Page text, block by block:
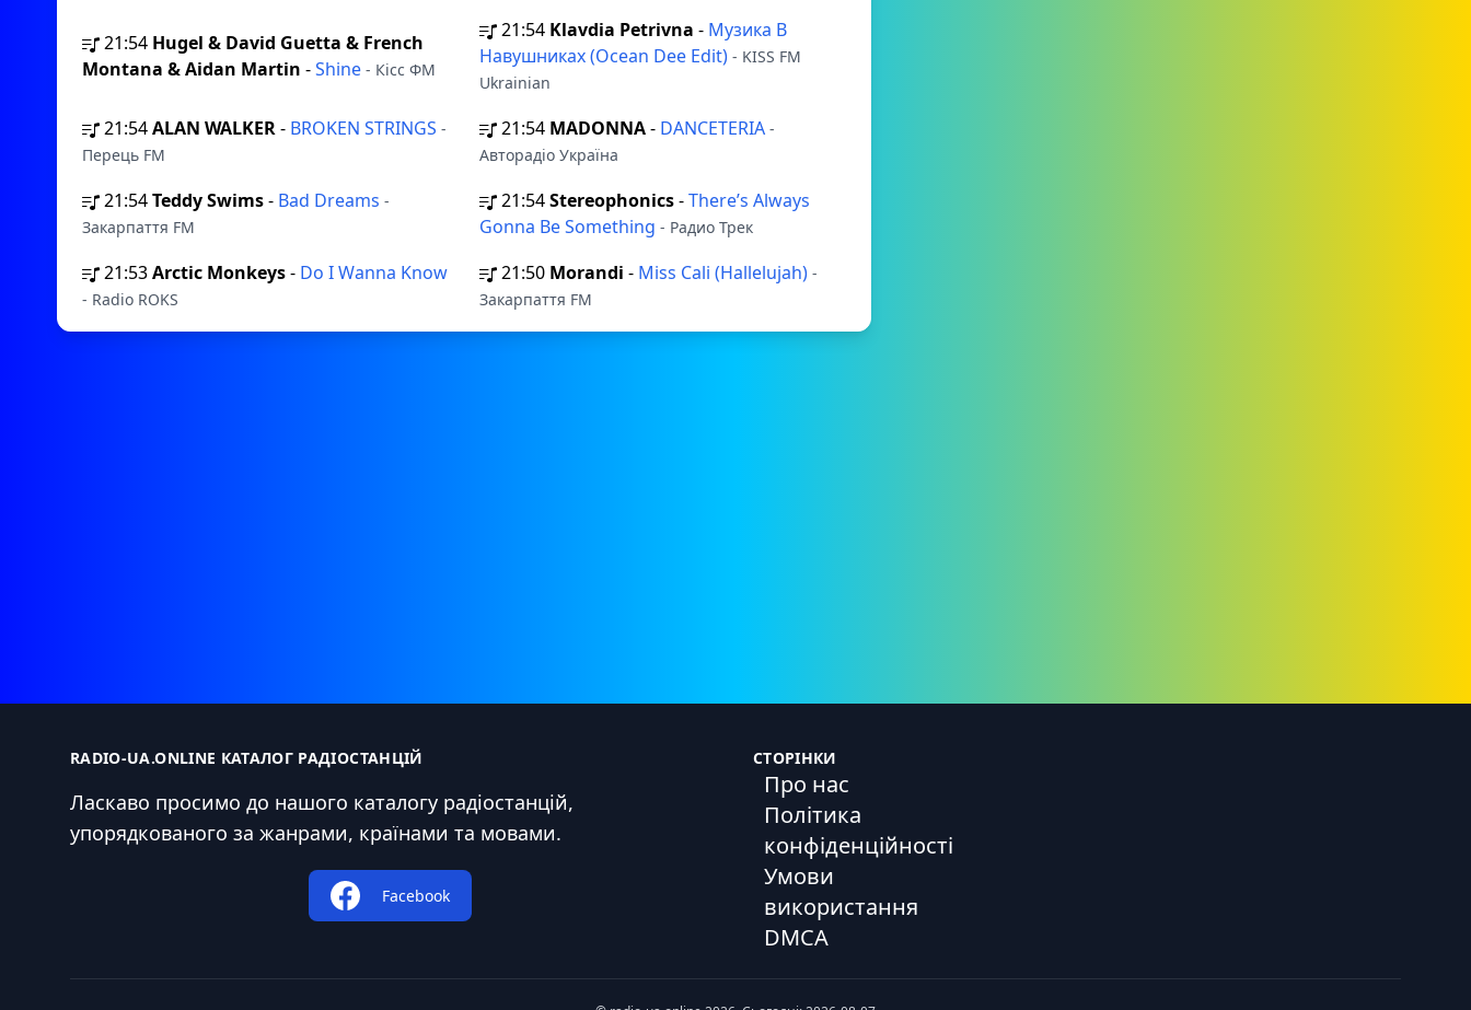
21:54 Hugel & David Guetta & French
Montana & Aidan Martin -Shine - Кісс ФМ
21:54 Klavdia Petrivna - Музика В
Навушниках (Ocean Dee Edit) - KISS FM
Ukrainian
21:54ALAN WALKER- BROKEN STRINGS -
Перець FM
21:54 MADONNA- DANCETERIA -
Авторадіо Україна
21:54Teddy Swims- Bad Dreams -
Закарпаття FM
21:54Stereophonics-There’s Always
Gonna Be Something - Радио Трек
21:53Arctic Monkeys- Do I Wanna Know
- Radio ROKS
21:50 Morandi - Miss Cali (Hallelujah) -
Закарпаття FM
RADIO-UA.ONLINE КАТАЛОГ РАДІОСТАНЦІЙ
Ласкаво просимо до нашого каталогу радіостанцій,
упорядкованого за жанрами, країнами та мовами.
Facebook
СТОРІНКИ
Про нас
Політика
конфіденційності
Умови
використання
DMCA